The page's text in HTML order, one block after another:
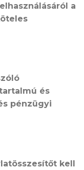
a
és
pénzügyi
kell